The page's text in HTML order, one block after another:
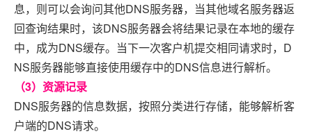
息，则可以会询问其他DNS服务器，当其他域名服务器返
回查询结果时，该DNS服务器会将结果记录在本地的缓存
中，成为DNS缓存。当下一次客户机提交相同请求时，D
NS服务器能够直接使用缓存中的DNS信息进行解析。
（3）资源记录
DNS服务器的信息数据，按照分类进行存储，能够解析客
户端的DNS请求。